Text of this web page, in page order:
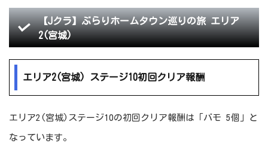
【Jクラ】ぶらりホームタウン巡りの旅 エリア
2(宮城)
エリア2(宮城) ステージ10初回クリア報酬
エリア2(宮城)ステージ10の初回クリア報酬は「バモ 5個」と
なっています。